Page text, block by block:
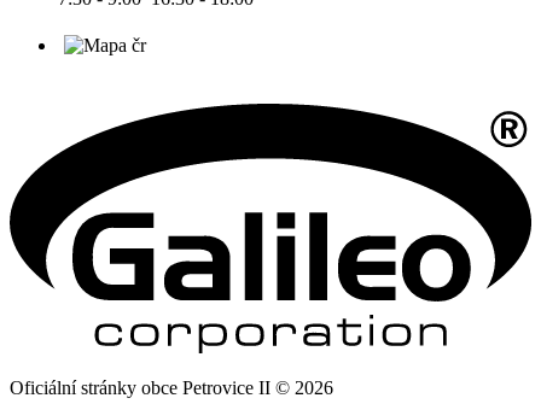
Oficiální stránky obce Petrovice II © 2026